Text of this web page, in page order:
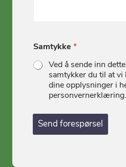
Samtykke *
Ved å sende inn
samtykker du til at vi
dine opplysninger i
personvernerklæring.
Send forespørsel